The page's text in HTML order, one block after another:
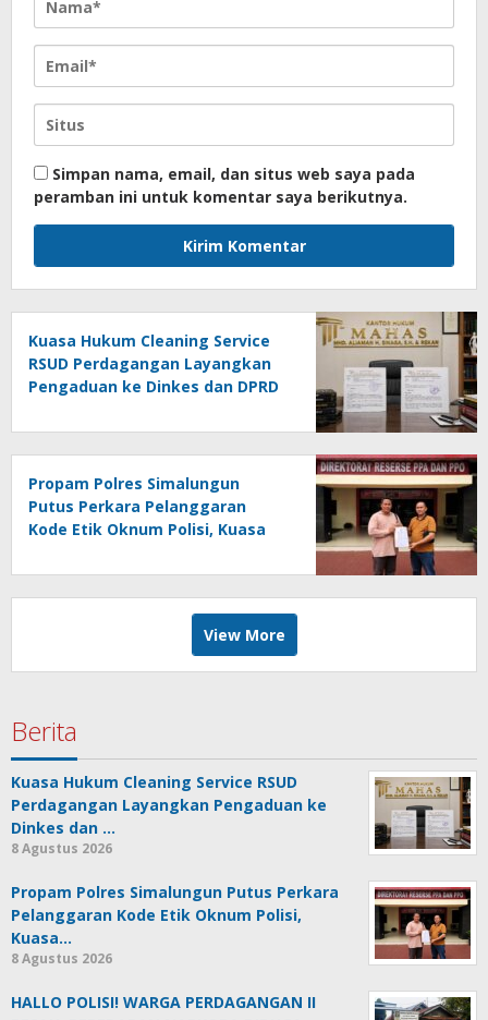
Simpan nama, email, dan situs web saya pada
peramban ini untuk komentar saya berikutnya.
Kuasa Hukum Cleaning Service
RSUD Perdagangan Layangkan
Pengaduan ke Dinkes dan DPRD
Propam Polres Simalungun
Putus Perkara Pelanggaran
Kode Etik Oknum Polisi, Kuasa
Laporan
View More
Berita
Kuasa Hukum Cleaning Service RSUD
Perdagangan Layangkan Pengaduan ke
Dinkes dan …
8 Agustus 2026
Propam Polres Simalungun Putus Perkara
Pelanggaran Kode Etik Oknum Polisi,
Kuasa…
8 Agustus 2026
HALLO POLISI! WARGA PERDAGANGAN II